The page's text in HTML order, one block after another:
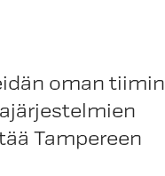
oman
Tampereen